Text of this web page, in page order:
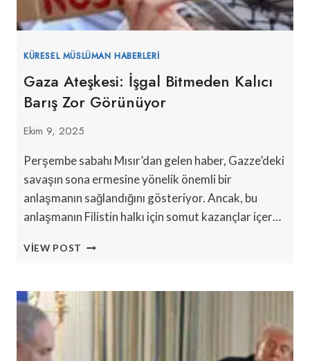
KÜRESEL MÜSLÜMAN HABERLERI
Gaza Ateşkesi: İşgal Bitmeden Kalıcı
Barış Zor Görünüyor
Ekim 9, 2025
Perşembe sabahı Mısır’dan gelen haber, Gazze’deki
savaşın sona ermesine yönelik önemli bir
anlaşmanın sağlandığını gösteriyor. Ancak, bu
anlaşmanın Filistin halkı için somut kazançlar içer…
VIEW POST GAZA